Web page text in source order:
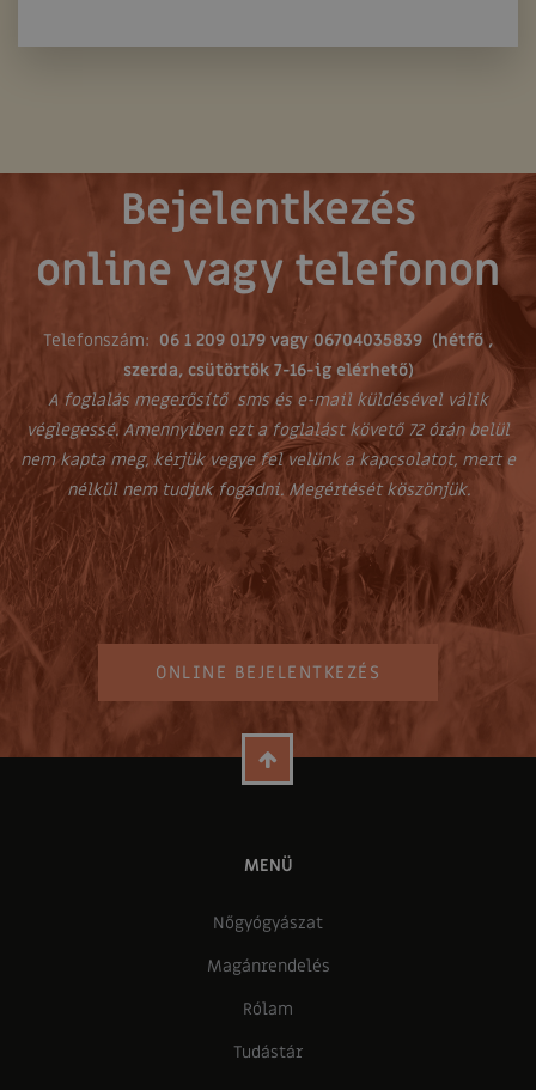
Bejelentkezés
online vagy telefonon
Telefonszám: 06 1 209 0179 vagy 06704035839 (hétfő ,
szerda, csütörtök 7-16-ig elérhető)
A foglalás megerősítő sms és e-mail küldésével válik
véglegessé. Amennyiben ezt a foglalást követő 72 órán belül
nem kapta meg, kérjük vegye fel velünk a kapcsolatot, mert e
nélkül nem tudjuk fogadni. Megértését köszönjük.
ONLINE BEJELENTKEZÉS
MENÜ
Nőgyógyászat
Magánrendelés
Rólam
Tudástár